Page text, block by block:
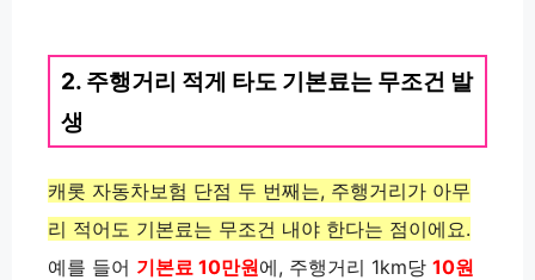
2. 주행거리 적게 타도 기본료는 무조건 발
생
캐롯 자동차보험 단점 두 번째는, 주행거리가 아무
리 적어도 기본료는 무조건 내야 한다는 점이에요.
예를 들어 기본료 10만원에, 주행거리 1km당 10원